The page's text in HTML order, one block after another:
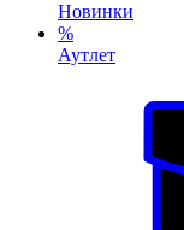
Новинки
%
Аутлет